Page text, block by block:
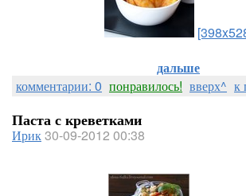
дальше
комментарии: 0 понравилось! вверх^ к
Паста с креветками
Ирик30-09-2012 00:38